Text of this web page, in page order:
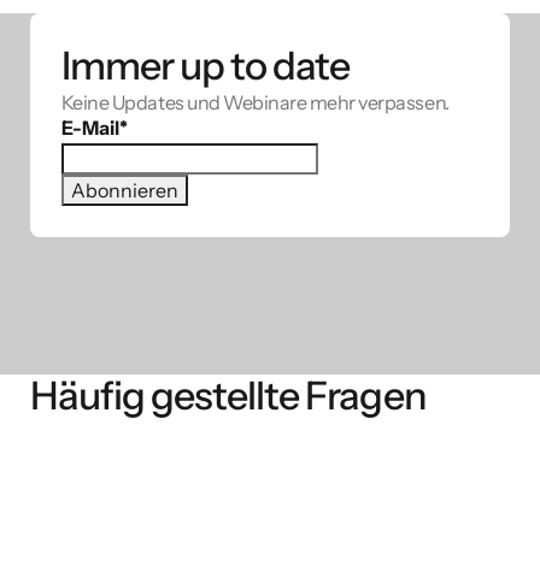
Immer up to date
Keine Updates und Webinare mehr verpassen.
E-Mail*
Häufig gestellte Fragen